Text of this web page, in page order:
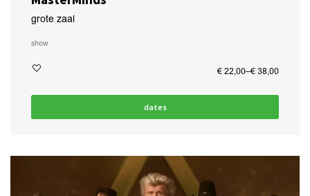
grote zaal
show
€ 22,00–€ 38,00
dates